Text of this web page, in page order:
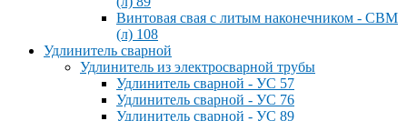
Винтовая свая с литым наконечником - СВМ
(л) 108
Удлинитель сварной
Удлинитель из электросварной трубы
Удлинитель сварной - УС 57
Удлинитель сварной - УС 76
Удлинитель сварной - УС 89